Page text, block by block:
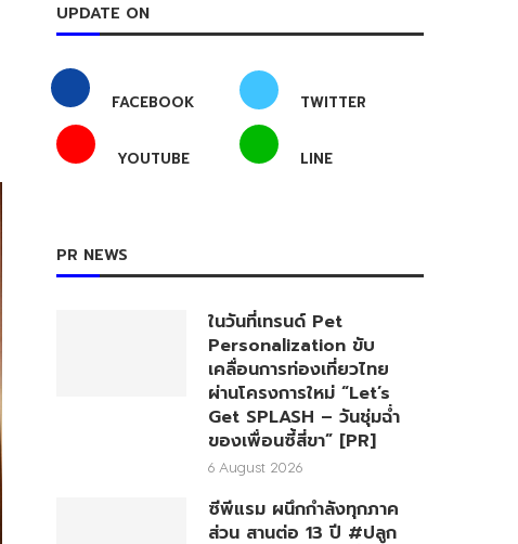
UPDATE ON
FACEBOOK TWITTER
YOUTUBE LINE
PR NEWS
ในวันที่เทรนด์ Pet
Personalization ขับ
เคลื่อนการท่องเที่ยวไทย
ผ่านโครงการใหม่ “Let’s
Get SPLASH – วันชุ่มฉ่ำ
ของเพื่อนซี้สี่ขา” [PR]
6 August 2026
ซีพีแรม ผนึกกำลังทุกภาค
ส่วน สานต่อ 13 ปี #ปลูก